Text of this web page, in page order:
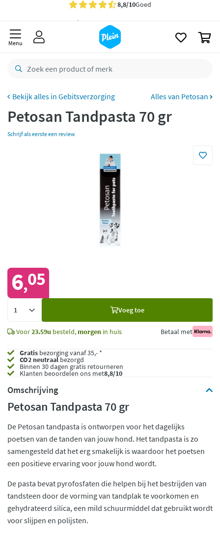
Gratisbezorging vanaf 35,- *
Bestelling uiterlijkzaterdag
Gratisretourneren
Betaal met Klarna
Menu
Gebitsverzorging Alles van Petosan
Petosan Tandpasta 70 gr
Schrijf als eerste een review
6,05
Voeg toe
Voor23.59u besteld, morgen in huis Betaal met
Gratis bezorging vanaf 35,- *
CO2 neutraalbezorgd
Binnen 30 dagen gratis retourneren
Klanten beoordelen ons met8,8/10
Omschrijving
Petosan Tandpasta 70 gr
De Petosan tandpasta is ontworpen voor het dagelijks
poetsen van de tanden van jouw hond. Het tandpasta is zo
samengesteld dat het erg smakelijk is waardoor het poetsen
een positieve ervaring voor jouw hond wordt.
De pasta bevat pyrofosfaten die helpen bij het bestrijden van
tandsteen door de vorming van tandplak te voorkomen en
gehydrateerd silica, een mild schuurmiddel dat gebruikt wordt
voor slijpen en polijsten.